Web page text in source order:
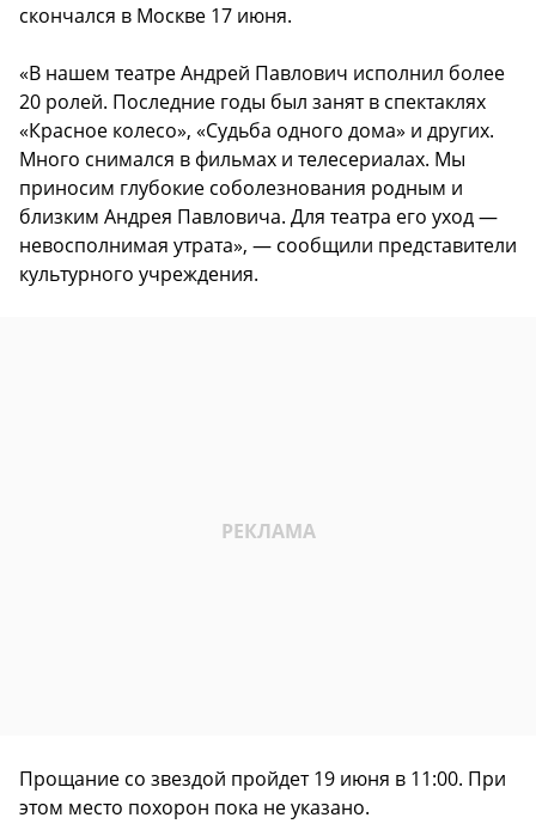
скончался в Москве 17 июня.
«В нашем театре Андрей Павлович исполнил более
20 ролей. Последние годы был занят в спектаклях
«Красное колесо», «Судьба одного дома» и других.
Много снимался в фильмах и телесериалах. Мы
приносим глубокие соболезнования родным и
близким Андрея Павловича. Для театра его уход —
невосполнимая утрата», — сообщили представители
культурного учреждения.
Прощание со звездой пройдет 19 июня в 11:00. При
этом место похорон пока не указано.